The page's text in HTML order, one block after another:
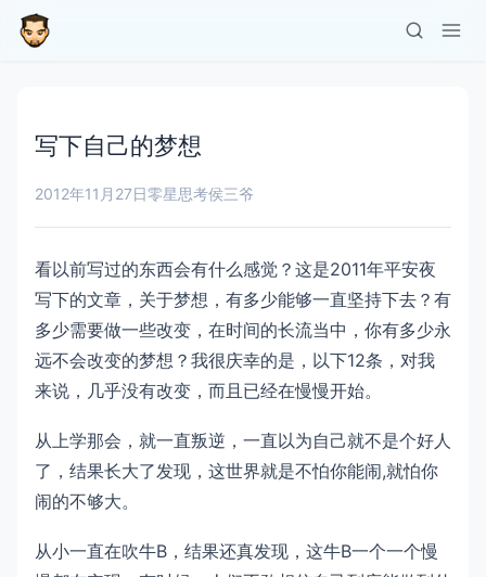
写下自己的梦想
2012年11月27日零星思考侯三爷
看以前写过的东西会有什么感觉？这是2011年平安夜
写下的文章，关于梦想，有多少能够一直坚持下去？有
多少需要做一些改变，在时间的长流当中，你有多少永
远不会改变的梦想？我很庆幸的是，以下12条，对我
来说，几乎没有改变，而且已经在慢慢开始。
从上学那会，就一直叛逆，一直以为自己就不是个好人
了，结果长大了发现，这世界就是不怕你能闹,就怕你
闹的不够大。
从小一直在吹牛B，结果还真发现，这牛B一个一个慢